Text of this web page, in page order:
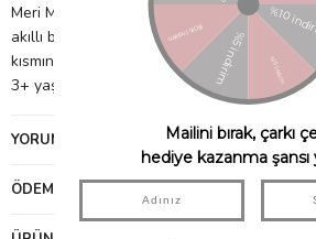
Meri Meri şapkası, çenenin altına takılan
akıllı bir elastik bantla birlikte gelir. Pelerin,
kısmında bir düğme ile kapatılır.
3+ yaş
YORUMLAR
ÖDEME SEÇENEKLERI